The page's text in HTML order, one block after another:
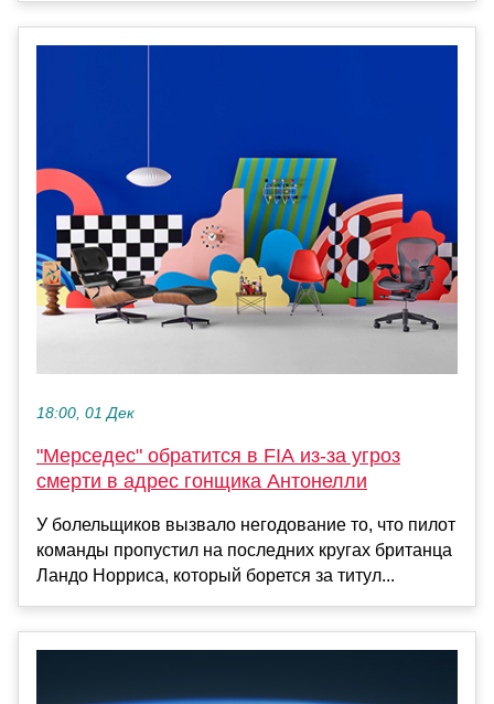
18:00, 01 Дек
"Мерседес" обратится в FIA из-за угроз
смерти в адрес гонщика Антонелли
У болельщиков вызвало негодование то, что пилот
команды пропустил на последних кругах британца
Ландо Норриса, который борется за титул...